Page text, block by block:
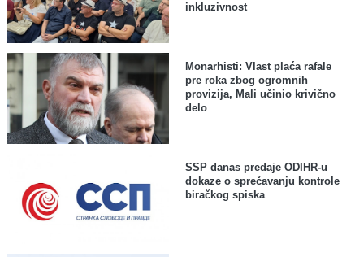
inkluzivnost
Monarhisti: Vlast plaća rafale
pre roka zbog ogromnih
provizija, Mali učinio krivično
delo
SSP danas predaje ODIHR-u
dokaze o sprečavanju kontrole
biračkog spiska